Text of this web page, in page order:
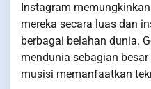
Instagram
mereka secara luas dan
berbagai belahan dunia.
mendunia sebagian
musisi memanfaatkan